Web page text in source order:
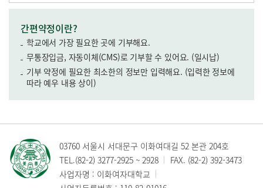
간편약정이란?
학교에서 가장 필요한 곳에 기부해요.
무통장입금, 자동이체(CMS)로 기부할 수 있어요. (일시납)
기부 약정에 필요한 최소한의 정보만 입력해요. (입력한 정보에
따라 예우 내용 상이)
03760 서울시 서대문구 이화여대길 52 본관 204호
TEL.(82-2) 3277-2925~ 2928
FAX. (82-2) 392-3473
사업자명 : 이화여자대학교